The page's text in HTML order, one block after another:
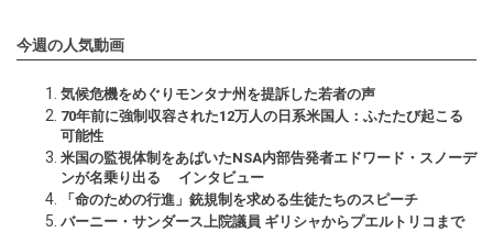
今週の人気動画
気候危機をめぐりモンタナ州を提訴した若者の声
70年前に強制収容された12万人の日系米国人：ふたたび起こる
可能性
米国の監視体制をあばいたNSA内部告発者エドワード・スノーデ
ンが名乗り出る インタビュー
「命のための行進」銃規制を求める生徒たちのスピーチ
バーニー・サンダース上院議員 ギリシャからプエルトリコまで